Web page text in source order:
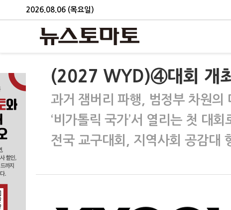
2026.08.06 (목요일)
(2027 WYD)④대회 개
과거 잼버리 파행, 범정부 차원의
‘비가톨릭 국가’서 열리는 첫 대
전국 교구대회, 지역사회 공감대